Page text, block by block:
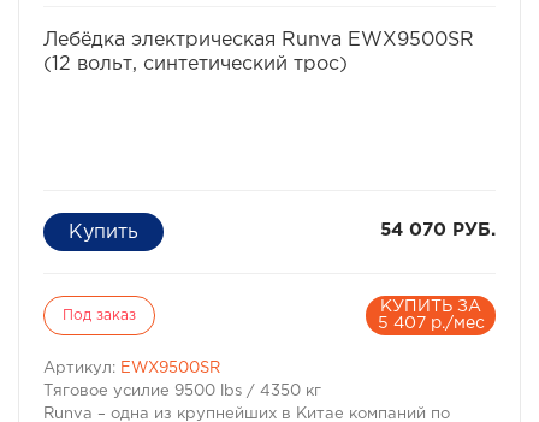
Лебёдка электрическая Runva EWX9500SR
(12 вольт, синтетический трос)
54 070 РУБ.
Под заказ
КУПИТЬ ЗА
5 407 р./мес
Артикул: EWX9500SR
Тяговое усилие 9500 lbs / 4350 кг
Runva – одна из крупнейших в Китае компаний по